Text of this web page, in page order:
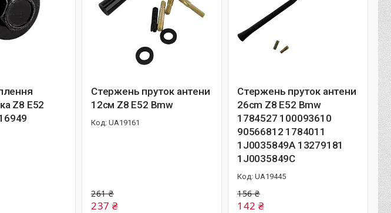
Z8 E52
Стержень пруток антени
12см Z8 E52 Bmw
UA19161
261 ₴
237 ₴
Стержень пруток антени
26cm Z8 E52 Bmw
1784527 100093610
90566812 1784011
1J0035849A 13279181
1J0035849C
UA19445
156 ₴
142 ₴